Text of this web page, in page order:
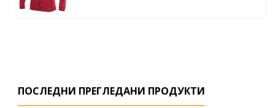
ПОСЛЕДНИ ПРЕГЛЕДАНИ ПРОДУКТИ